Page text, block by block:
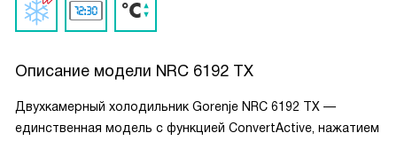
Описание модели NRC 6192 TX
Двухкамерный холодильник Gorenje NRC 6192 TX —
единственная модель с функцией ConvertActive, нажатием